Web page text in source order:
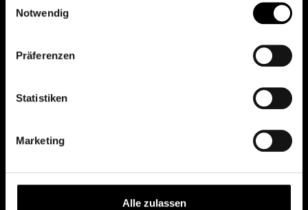
Notwendig
Präferenzen
Statistiken
Marketing
Alle zulassen
All rights reserved.
Depot eröffnen
Depot übertragen
Konditionen